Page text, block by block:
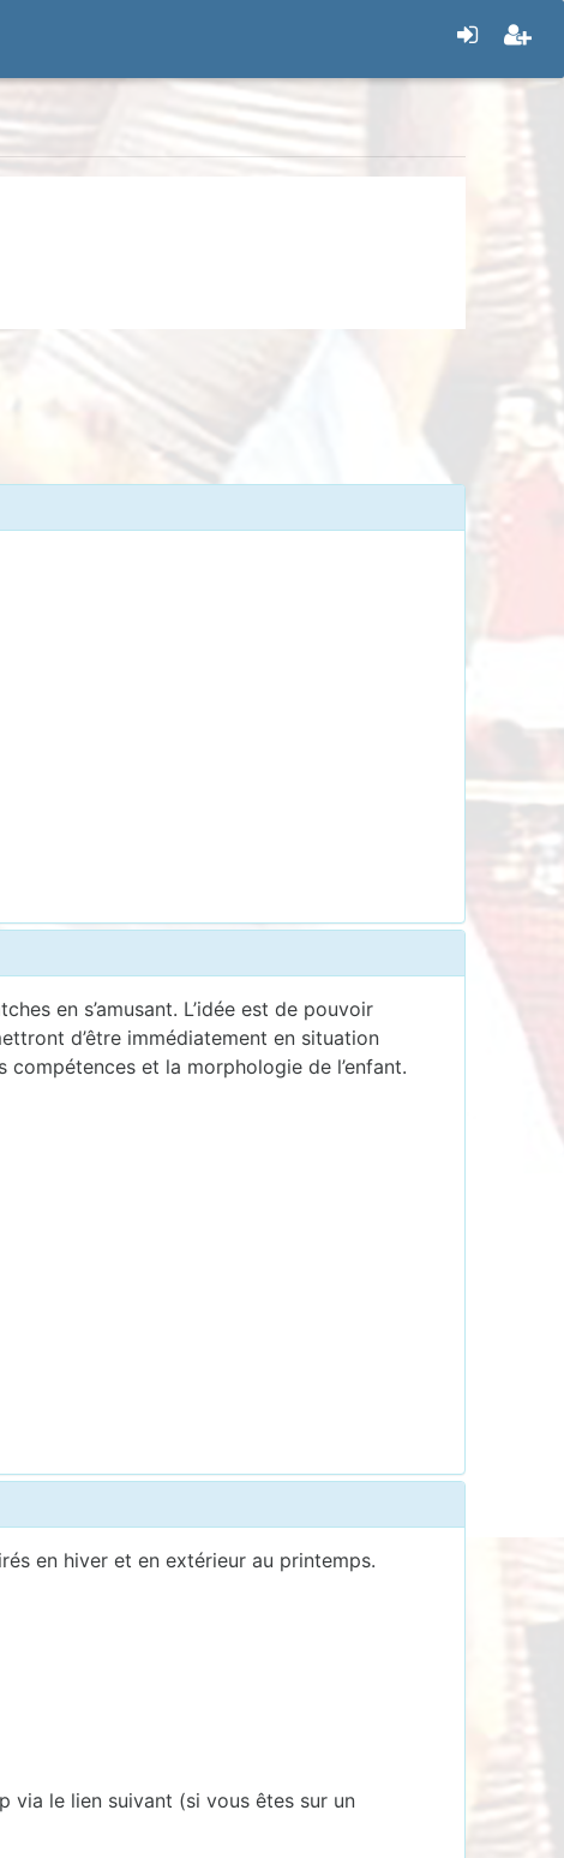
en s’amusant. L’idée est de pouvoir
d’être immédiatement en situation
et la morphologie de l’enfant.
en hiver et en extérieur au printemps.
via le lien suivant (si vous êtes sur un